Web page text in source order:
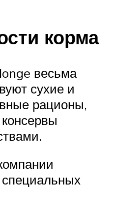
корма
весьма
сухие и
рационы,
специальных